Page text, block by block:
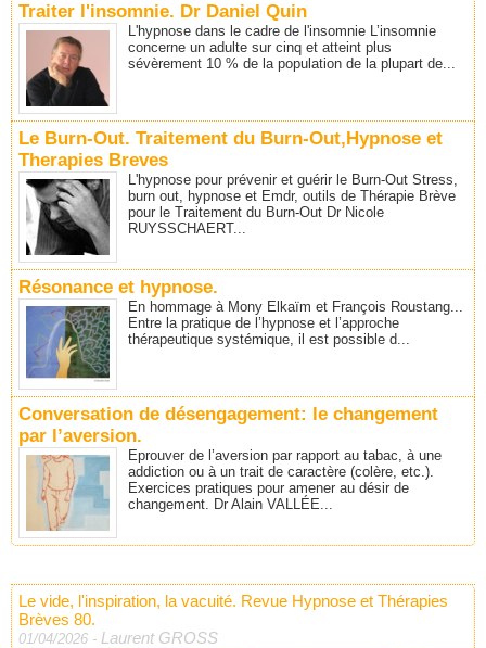
Traiter l'insomnie. Dr Daniel Quin
L'hypnose dans le cadre de l'insomnie L’insomnie
concerne un adulte sur cinq et atteint plus
sévèrement 10 % de la population de la plupart de...
Le Burn-Out. Traitement du Burn-Out,Hypnose et
Therapies Breves
L'hypnose pour prévenir et guérir le Burn-Out Stress,
burn out, hypnose et Emdr, outils de Thérapie Brève
pour le Traitement du Burn-Out Dr Nicole
RUYSSCHAERT...
Résonance et hypnose.
En hommage à Mony Elkaïm et François Roustang...
Entre la pratique de l’hypnose et l’approche
thérapeutique systémique, il est possible d...
Conversation de désengagement: le changement
par l’aversion.
Eprouver de l’aversion par rapport au tabac, à une
addiction ou à un trait de caractère (colère, etc.).
Exercices pratiques pour amener au désir de
changement. Dr Alain VALLÉE...
Le vide, l'inspiration, la vacuité. Revue Hypnose et Thérapies
Brèves 80.
01/04/2026 - Laurent GROSS